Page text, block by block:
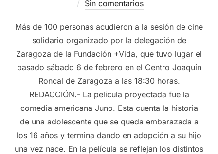
Sin comentarios
Más de 100 personas acudieron a la sesión de cine
solidario organizado por la delegación de
Zaragoza de la Fundación +Vida, que tuvo lugar el
pasado sábado 6 de febrero en el Centro Joaquín
Roncal de Zaragoza a las 18:30 horas.
REDACCIÓN.- La película proyectada fue la
comedia americana Juno. Esta cuenta la historia
de una adolescente que se queda embarazada a
los 16 años y termina dando en adopción a su hijo
una vez nace. En la película se reflejan los distintos